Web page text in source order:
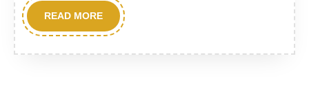
READ MOREREAD
MORE